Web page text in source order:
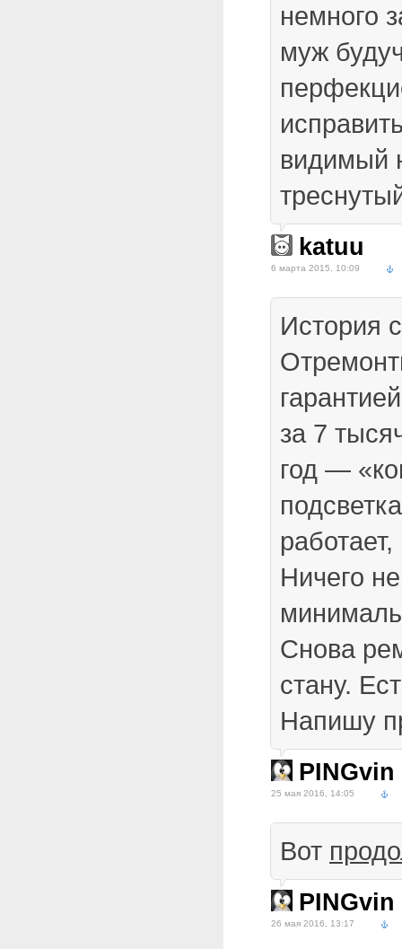
немного
муж
видимый
katuu
6 марта 2015, 10:09
История
за 7
год —
Ничего
Снова
стану.
Напишу
PINGvin
25 мая 2016, 14:05
Вот
PINGvin
26 мая 2016, 13:17